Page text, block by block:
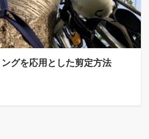
グを応用とした剪定方法